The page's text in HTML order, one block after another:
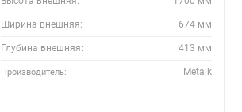
Ширина внешняя: 674 мм
Глубина внешняя: 413 мм
Производитель: Metalk